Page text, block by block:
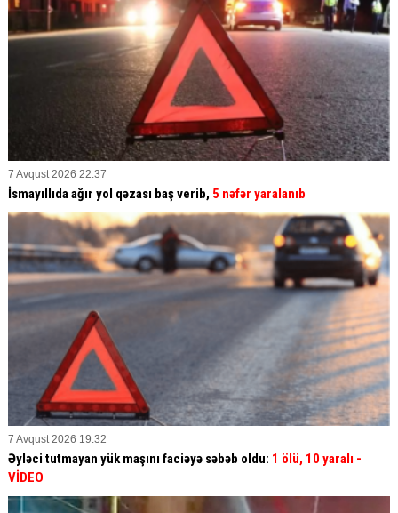
7 Avqust 2026 22:37
İsmayıllıda ağır yol qəzası baş verib, 5 nəfər yaralanıb
7 Avqust 2026 19:32
Əyləci tutmayan yük maşını faciəyə səbəb oldu: 1 ölü, 10 yaralı -
VİDEO